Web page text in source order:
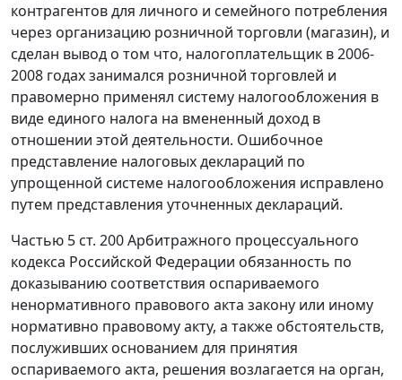
контрагентов для личного и семейного потребления
через организацию розничной торговли (магазин), и
сделан вывод о том что, налогоплательщик в 2006-
2008 годах занимался розничной торговлей и
правомерно применял систему налогообложения в
виде единого налога на вмененный доход в
отношении этой деятельности. Ошибочное
представление налоговых деклараций по
упрощенной системе налогообложения исправлено
путем представления уточненных деклараций.
Частью 5 ст. 200Арбитражного процессуального
кодекса Российской Федерации обязанность по
доказыванию соответствия оспариваемого
ненормативного правового акта закону или иному
нормативно правовому акту, а также обстоятельств,
послуживших основанием для принятия
оспариваемого акта, решения возлагается на орган,